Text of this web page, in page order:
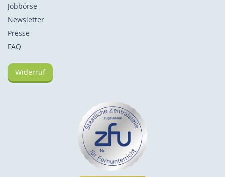
Jobbörse
Newsletter
Presse
FAQ
Widerruf